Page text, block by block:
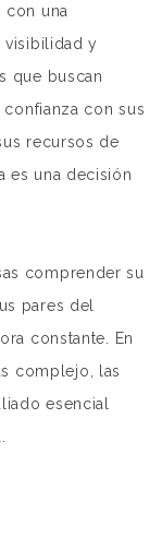
una
visibilidad y
que buscan
con sus
recursos de
es una decisión
comprender su
pares del
constante. En
complejo, las
esencial